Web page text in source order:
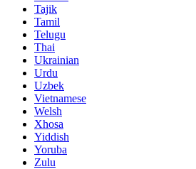
Tajik
Tamil
Telugu
Thai
Ukrainian
Urdu
Uzbek
Vietnamese
Welsh
Xhosa
Yiddish
Yoruba
Zulu